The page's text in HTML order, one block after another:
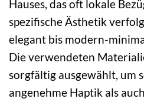
Hauses, das oft lokale
spezifische Ästhetik
elegant bis modern-
Die verwendeten
sorgfältig ausgewählt, um
angenehme Haptik als